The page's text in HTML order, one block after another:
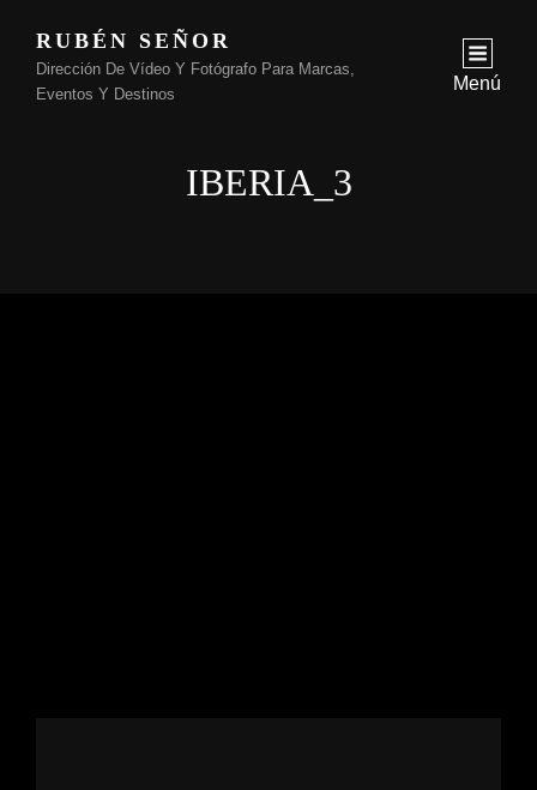
RUBÉN SEÑOR
Dirección De Vídeo Y Fotógrafo Para Marcas,
Eventos Y Destinos
Menú
IBERIA_3